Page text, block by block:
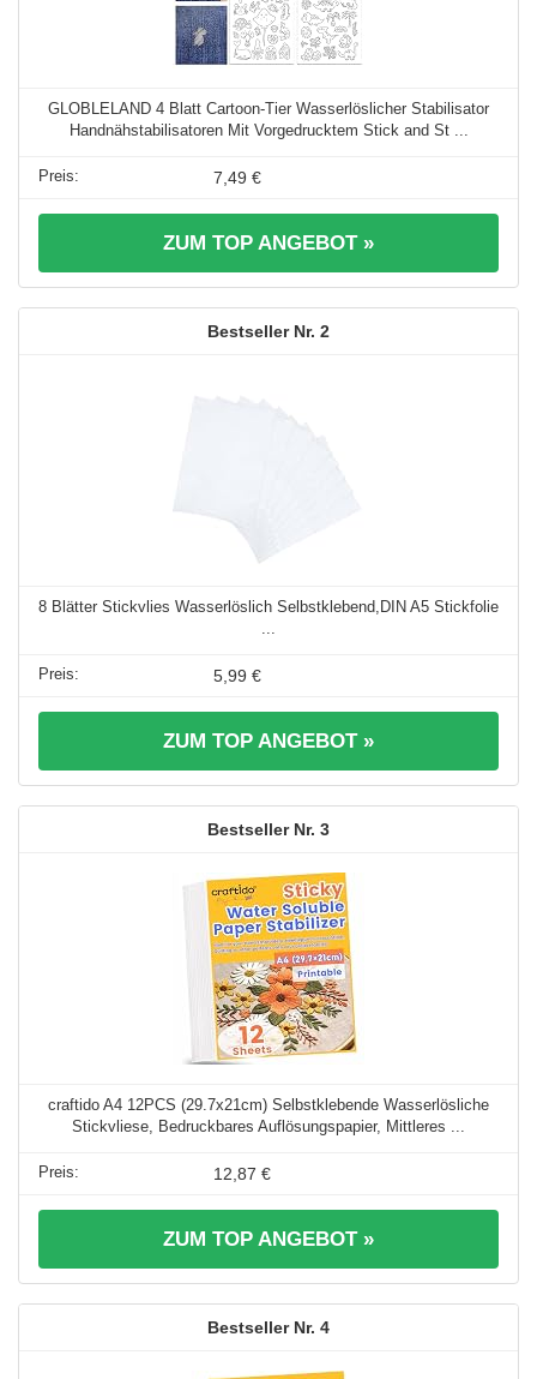
GLOBLELAND 4 Blatt Cartoon-Tier Wasserlöslicher Stabilisator
Handnähstabilisatoren Mit Vorgedrucktem Stick and St ...
7,49 €
ZUM TOP ANGEBOT »
2
8 Blätter Stickvlies Wasserlöslich Selbstklebend,DIN A5 Stickfolie
5,99 €
ZUM TOP ANGEBOT »
3
craftido A4 12PCS (29.7x21cm) Selbstklebende Wasserlösliche
Stickvliese, Bedruckbares Auflösungspapier, Mittleres ...
12,87 €
ZUM TOP ANGEBOT »
4